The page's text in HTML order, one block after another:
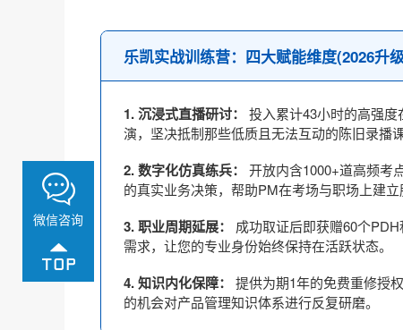
乐凯实战训练营：四大赋能维度(2026升
1. 沉浸式直播研讨：
投入累计43小时的高强
演，坚决抵制那些低质且无法互动的陈旧录播课
2. 数字化仿真练兵：
开放内含1000+道高频考
的真实业务决策，帮助PM在考场与职场上建立
3. 职业周期延展：
成功取证后即获赠60个
需求，让您的专业身份始终保持在活跃状态。
4. 知识内化保障：
提供为期1年的免费重修授
的机会对产品管理知识体系进行反复研磨。
微信咨询